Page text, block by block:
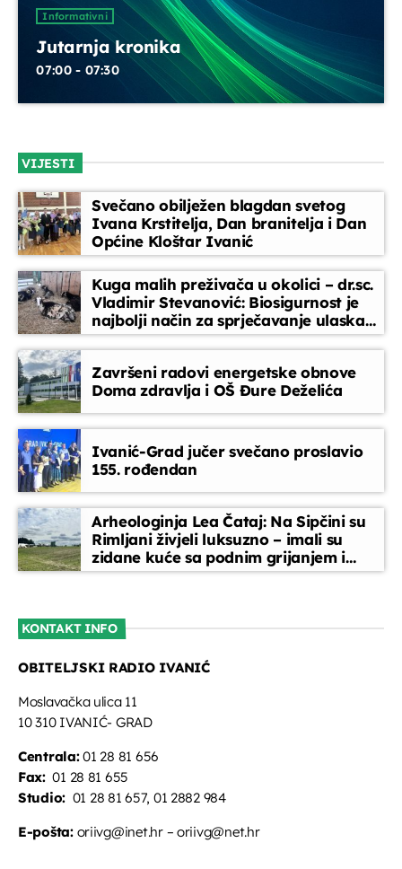
UPRAVO ETERU
Informativni
Jutarnja kronika
07:00 - 07:30
DANAS NA PROGRAMU
07:30 - 08:00
08:00 - 08:10
Melodija dana
08:10 - 08:15
08:15 - 08:45
Vijesti
08:45 - 09:00
Informativni
Jutarnja kronika
07:00 - 07:30
VIJESTI
Svečano obilježen blagdan svetog
Ivana Krstitelja, Dan branitelja i Dan
Općine Kloštar Ivanić
Kuga malih preživača u okolici – dr.sc.
Vladimir Stevanović: Biosigurnost je
najbolji način za sprječavanje ulaska
bolesti
Završeni radovi energetske obnove
Doma zdravlja i OŠ Đure Deželića
Ivanić-Grad jučer svečano proslavio
155. rođendan
Arheologinja Lea Čataj: Na Sipčini su
Rimljani živjeli luksuzno – imali su
zidane kuće sa podnim grijanjem i
oslikanim zidovima
KONTAKT INFO
OBITELJSKI RADIO IVANIĆ
Moslavačka ulica 11
10 310 IVANIĆ- GRAD
Centrala:01 28 81 656
Fax:01 28 81 655
Studio: 01 28 81 657, 01 2882 984
E-pošta:oriivg@inet.hr – oriivg@net.hr